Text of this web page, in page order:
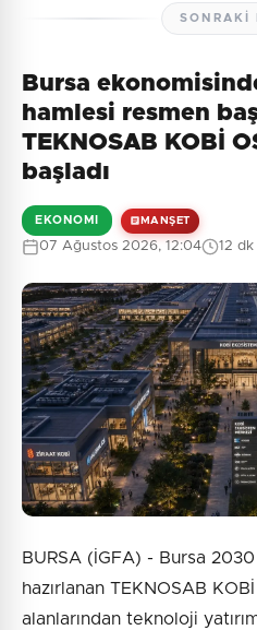
Güvenlik
5 + 6
Henüz yorum
SONRAKI
Bursa
hamlesi resmen
TEKNOSAB KOBİ
başladı
EKONOMI MANŞET
07 Ağustos 2026, 12:04 12
BURSA (İGFA) - Bursa
hazırlanan TEKNOSAB
alanlarından teknoloji